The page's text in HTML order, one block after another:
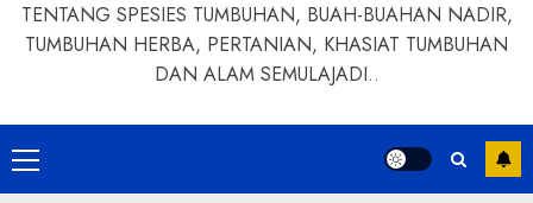
TENTANG SPESIES TUMBUHAN, BUAH-BUAHAN NADIR,
TUMBUHAN HERBA, PERTANIAN, KHASIAT TUMBUHAN
DAN ALAM SEMULAJADI..
Primary
Menu